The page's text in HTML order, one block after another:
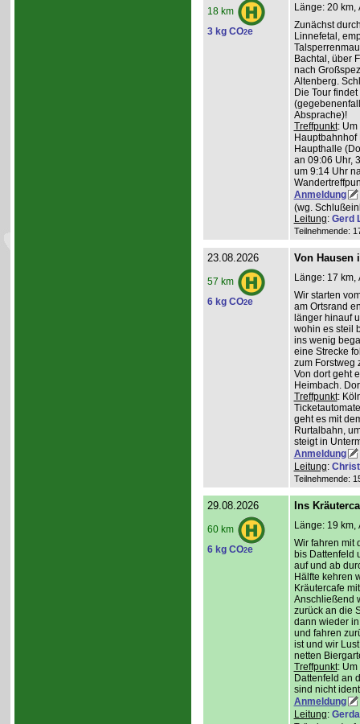
18 km
3 kg CO2e
Länge: 20 km,
Zunächst
Linnefetal,
Bachtal, über
nach
Altenberg.
Die Tour
Absprache)!
Treffpunkt: Um
Hauptbahnhof
Haupthalle
an 09:06 Uhr,
um 9:14 Uhr
Anmeldung
(wg.
Leitung: Gerd
Teilnehmende:
23.08.2026
57 km
6 kg CO2e
Von Hausen
Länge: 17 km,
Wir starten
am Ortsrand
länger hinauf
wohin es steil
ins wenig
eine Strecke
zum Forstweg
Von dort geht
Heimbach.
Treffpunkt:
geht es mit
Rurtalbahn,
steigt in
Anmeldung
Leitung:
Teilnehmende:
29.08.2026
60 km
6 kg CO2e
Ins
Länge: 19 km,
Wir fahren mit
bis Dattenfeld
auf und ab
Hälfte kehren
Kräutercafe
Anschließend
zurück an die
dann wieder
und fahren
ist und wir
netten
Treffpunkt: Um
Dattenfeld an
sind nicht
Anmeldung
Leitung: